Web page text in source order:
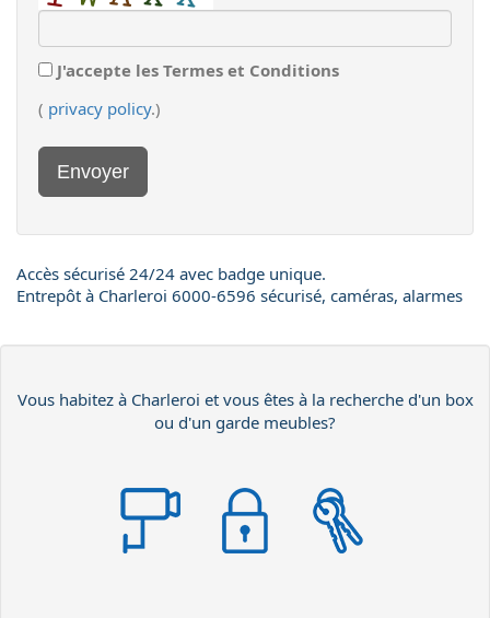
J'accepte les Termes et Conditions
( privacy policy.)
Envoyer
Accès sécurisé 24/24 avec badge unique.
Entrepôt à Charleroi 6000-6596 sécurisé, caméras, alarmes
Vous habitez à Charleroi et vous êtes à la recherche d'un box
ou d'un garde meubles?